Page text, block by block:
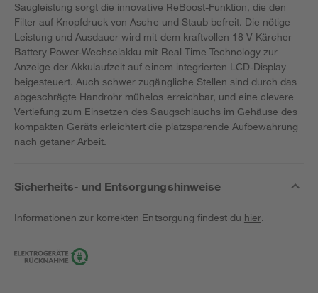
Saugleistung sorgt die innovative ReBoost-Funktion, die den
Filter auf Knopfdruck von Asche und Staub befreit. Die nötige
Leistung und Ausdauer wird mit dem kraftvollen 18 V Kärcher
Battery Power-Wechselakku mit Real Time Technology zur
Anzeige der Akkulaufzeit auf einem integrierten LCD-Display
beigesteuert. Auch schwer zugängliche Stellen sind durch das
abgeschrägte Handrohr mühelos erreichbar, und eine clevere
Vertiefung zum Einsetzen des Saugschlauchs im Gehäuse des
kompakten Geräts erleichtert die platzsparende Aufbewahrung
nach getaner Arbeit.
Sicherheits- und Entsorgungshinweise
Informationen zur korrekten Entsorgung findest du hier.